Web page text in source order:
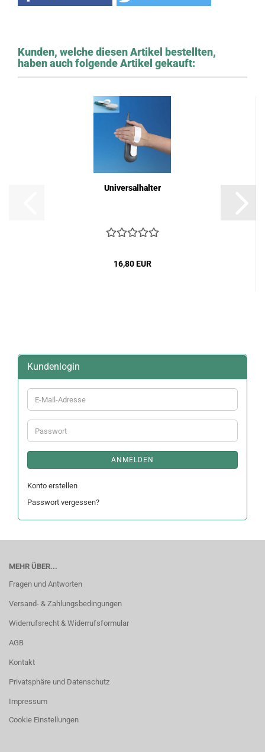
Kunden, welche diesen Artikel bestellten,
haben auch folgende Artikel gekauft:
Universalhalter
16,80 EUR
Kundenlogin
E-
Mail-
Adresse
Passwort
ANMELDEN
Konto erstellen
Passwort vergessen?
MEHR ÜBER...
Fragen und Antworten
Versand- & Zahlungsbedingungen
Widerrufsrecht & Widerrufsformular
AGB
Kontakt
Privatsphäre und Datenschutz
Impressum
Cookie Einstellungen